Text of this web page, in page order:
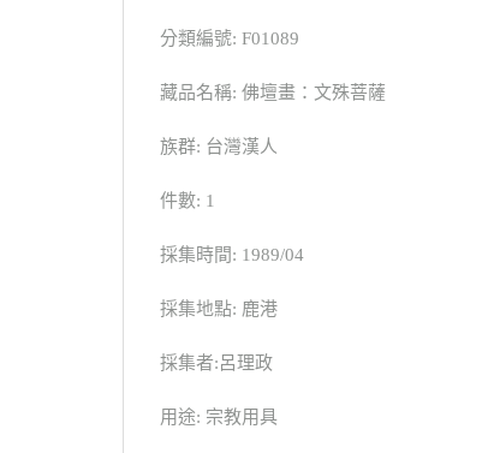
分類編號: F01089
藏品名稱: 佛壇畫：文殊菩薩
族群: 台灣漢人
件數: 1
採集時間: 1989/04
採集地點: 鹿港
採集者:呂理政
用途: 宗教用具